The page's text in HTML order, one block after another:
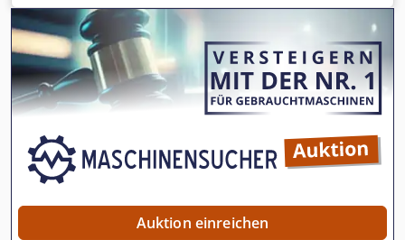
Magazinvorrichtung für 5 Stapelplätze 1 Entstapler-Kipper
1 Absenkbahn mit Lattenrückführung 1 Lattenzerstreuer
Csdpfx Ajycxd Eji Sorf 1 horizontale Kette mit 5 Ketten
Auktion einreichen